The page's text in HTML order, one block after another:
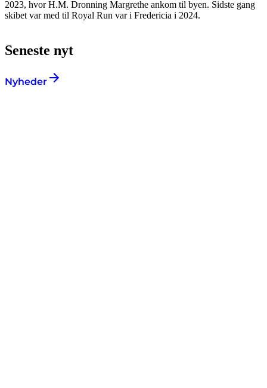
2023, hvor H.M. Dronning Margrethe ankom til byen. Sidste gang
skibet var med til Royal Run var i Fredericia i 2024.
Seneste nyt
Nyheder